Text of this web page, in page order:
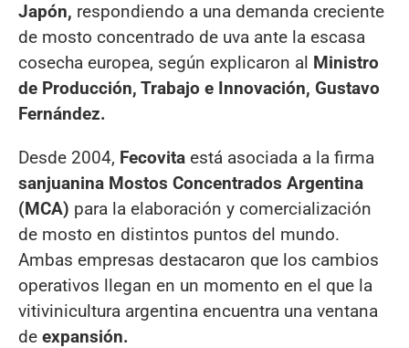
Japón, respondiendo a una demanda creciente
de mosto concentrado de uva ante la escasa
cosecha europea, según explicaron al Ministro
de Producción, Trabajo e Innovación, Gustavo
Fernández.
Desde 2004, Fecovita está asociada a la firma
sanjuanina Mostos Concentrados Argentina
(MCA) para la elaboración y comercialización
de mosto en distintos puntos del mundo.
Ambas empresas destacaron que los cambios
operativos llegan en un momento en el que la
vitivinicultura argentina encuentra una ventana
de expansión.